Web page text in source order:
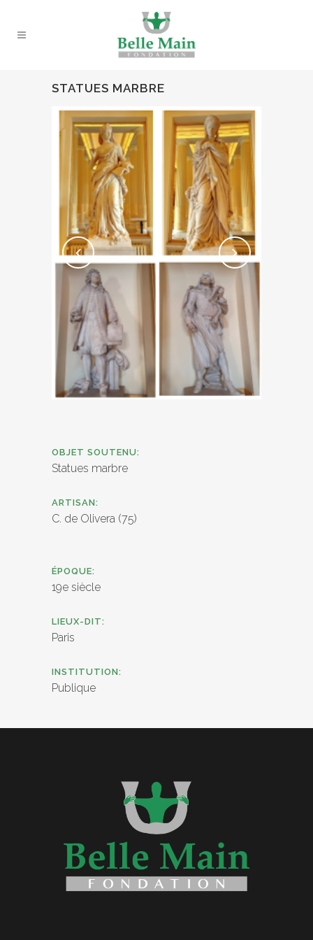
STATUES MARBRE
OBJET SOUTENU:
Statues marbre
ARTISAN:
C. de Olivera (75)
ÉPOQUE:
19e siècle
LIEUX-DIT:
Paris
INSTITUTION:
Publique